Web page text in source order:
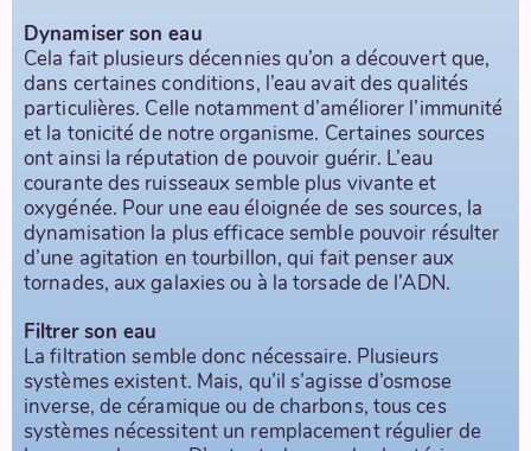
Dynamiser son eau
Cela fait plusieurs décennies qu’on a découvert que,
dans certaines conditions, l’eau avait des qualités
particulières. Celle notamment d’améliorer l’immunité
et la tonicité de notre organisme. Certaines sources
ont ainsi la réputation de pouvoir guérir. L’eau
courante des ruisseaux semble plus vivante et
oxygénée. Pour une eau éloignée de ses sources, la
dynamisation la plus efficace semble pouvoir résulter
d’une agitation en tourbillon, qui fait penser aux
tornades, aux galaxies ou à la torsade de l’ADN.
Filtrer son eau
La filtration semble donc nécessaire. Plusieurs
systèmes existent. Mais, qu’il s’agisse d’osmose
inverse, de céramique ou de charbons, tous ces
systèmes nécessitent un remplacement régulier de